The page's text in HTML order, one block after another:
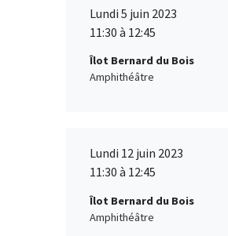
Lundi 5 juin 2023
11:30 à 12:45
Îlot Bernard du Bois
Amphithéâtre
Lundi 12 juin 2023
11:30 à 12:45
Îlot Bernard du Bois
Amphithéâtre